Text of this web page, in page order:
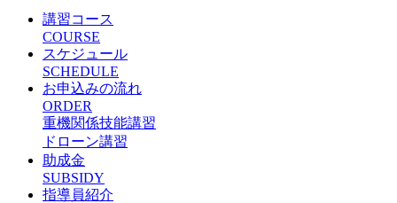
講習コース
COURSE
スケジュール
SCHEDULE
お申込みの流れ
ORDER
重機関係技能講習
ドローン講習
助成金
SUBSIDY
指導員紹介